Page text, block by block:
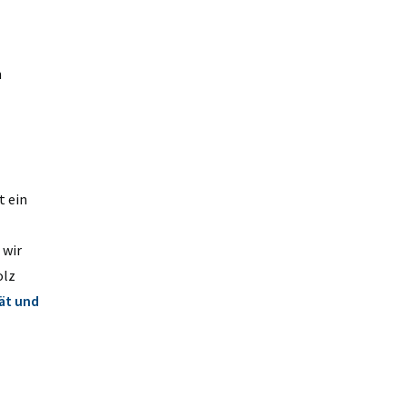
ein
wir
und